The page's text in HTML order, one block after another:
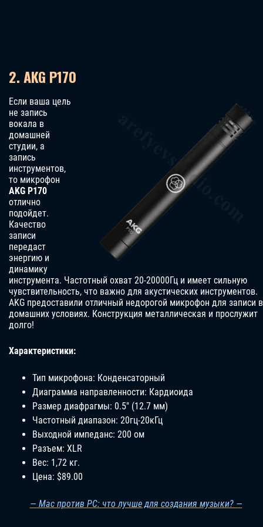
2. AKG P170
Если ваша цель
не запись
вокала в
домашней
студии, а
запись
инструментов,
то микрофон
AKG P170
отлично
подойдет.
Качество
записи
передаст
энергию и
динамику
инструмента. Частотный охват 20-20000Гц и имеет сильную
чувствительность, что важно для акустических инструментов.
AKG предоставили отличный недорогой микрофон для записи в
домашних условиях. Конструкция металлическая и прослужит
долго!
Характеристики:
Тип микрофона: Конденсаторный
Диаграмма направленности: Кардиоида
Размер диафрагмы: 0.5″ (12.7 мм)
Частотный диапазон: 20гц-20кГц
Выходной импеданс: 200 ом
Разъем: XLR
Вес: 1,72 кг.
Цена: $89.00
— Mac против PC: что лучше для создания музыки? —